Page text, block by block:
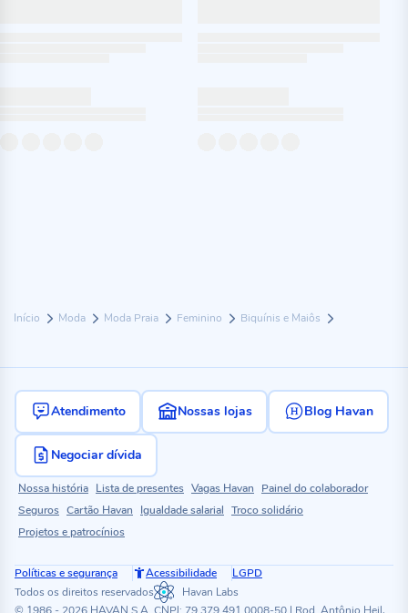
Início Moda Moda Praia Feminino Biquínis e Maiôs
Atendimento Nossas lojas Blog Havan
Negociar dívida
Nossa história Lista de presentes Vagas Havan
Painel do colaborador
Seguros Cartão Havan Igualdade salarial Troco solidário
Projetos e patrocínios
Políticas e segurança Acessibilidade
LGPD
Todos os direitos reservados
Havan Labs